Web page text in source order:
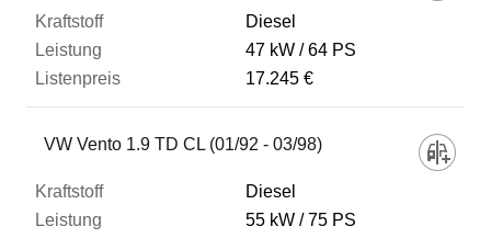
Diesel
47 kW
64 PS
17.245 €
VW Vento 1.9 TD CL (01/92 - 03/98)
Diesel
55 kW
75 PS